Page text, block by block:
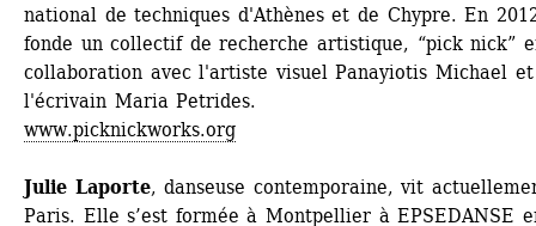
national de techniques d'Athènes et de Chypre. En
fonde un collectif de recherche artistique, “pick nick”
collaboration avec l'artiste visuel Panayiotis Michael et
l'écrivain Maria Petrides.
www.picknickworks.org
Julie Laporte, danseuse contemporaine, vit
Paris. Elle s’est formée à Montpellier à EPSEDANSE